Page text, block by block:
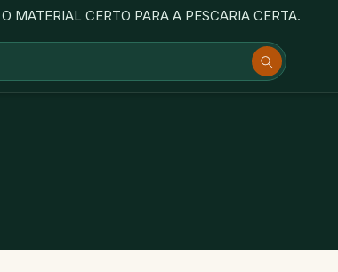
O MATERIAL CERTO PARA A PESCARIA CERTA.